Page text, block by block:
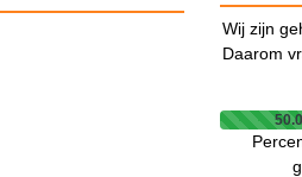
Wij zijn
Daarom